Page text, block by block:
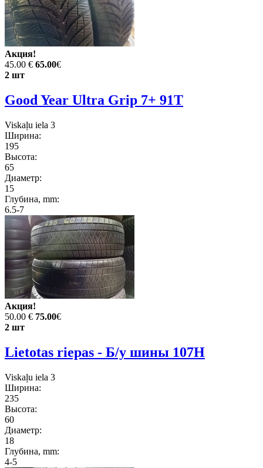
Акция!
45.00 € 65.00€
2 шт
Good Year Ultra Grip 7+ 91T
Viskaļu iela 3
Ширина:
195
Высота:
65
Диаметр:
15
Глубина, mm:
6.5-7
Акция!
50.00 € 75.00€
2 шт
Lietotas riepas - Б/у шины 107H
Viskaļu iela 3
Ширина:
235
Высота:
60
Диаметр:
18
Глубина, mm:
4-5